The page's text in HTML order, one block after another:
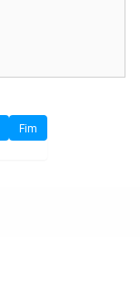
Fim